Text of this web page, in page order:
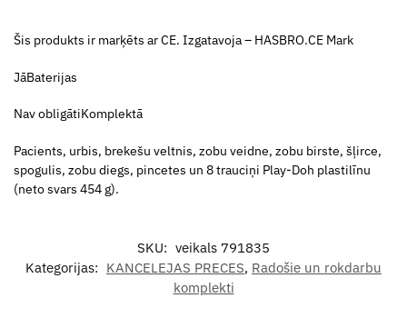
Šis produkts ir marķēts ar CE. Izgatavoja – HASBRO.CE Mark
JāBaterijas
Nav obligātiKomplektā
Pacients, urbis, brekešu veltnis, zobu veidne, zobu birste, šļirce,
spogulis, zobu diegs, pincetes un 8 trauciņi Play-Doh plastilīnu
(neto svars 454 g).
SKU: veikals 791835
Kategorijas: KANCELEJAS PRECES, Radošie un rokdarbu
komplekti